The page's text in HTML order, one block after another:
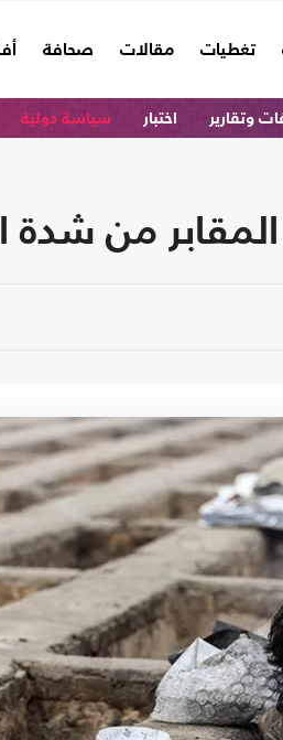
تغطيات مقالات صحافة
وتقارير اختبار سياسة دولية
من شدة